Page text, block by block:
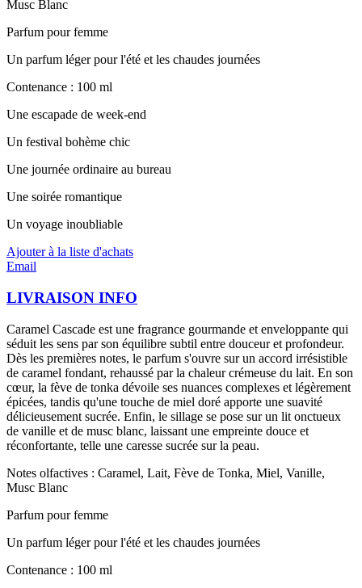
Musc Blanc
Parfum pour femme
Un parfum léger pour l'été et les chaudes journées
Contenance : 100 ml
Une escapade de week-end
Un festival bohème chic
Une journée ordinaire au bureau
Une soirée romantique
Un voyage inoubliable
Ajouter à la liste d'achats
Email
LIVRAISON INFO
Caramel Cascade est une fragrance gourmande et enveloppante qui
séduit les sens par son équilibre subtil entre douceur et profondeur.
Dès les premières notes, le parfum s'ouvre sur un accord irrésistible
de caramel fondant, rehaussé par la chaleur crémeuse du lait. En son
cœur, la fève de tonka dévoile ses nuances complexes et légèrement
épicées, tandis qu'une touche de miel doré apporte une suavité
délicieusement sucrée. Enfin, le sillage se pose sur un lit onctueux
de vanille et de musc blanc, laissant une empreinte douce et
réconfortante, telle une caresse sucrée sur la peau.
Notes olfactives : Caramel, Lait, Fève de Tonka, Miel, Vanille,
Musc Blanc
Parfum pour femme
Un parfum léger pour l'été et les chaudes journées
Contenance : 100 ml